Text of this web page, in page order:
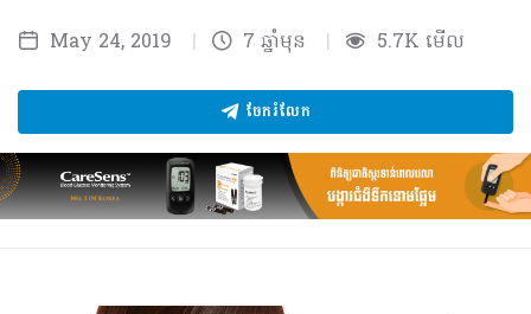
May 24, 2019 | 7 ឆ្នាំមុន | 5.7K មើល
ចែករំលែក